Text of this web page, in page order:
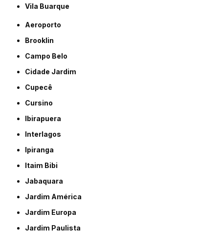
Vila Buarque
Aeroporto
Brooklin
Campo Belo
Cidade Jardim
Cupecê
Cursino
Ibirapuera
Interlagos
Ipiranga
Itaim Bibi
Jabaquara
Jardim América
Jardim Europa
Jardim Paulista